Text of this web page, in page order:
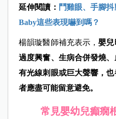
延伸閱讀： 鬥雞眼、手腳
Baby這些表現嚇到嗎？
楊韻璇醫師補充表示，嬰兒
過度興奮、生病合併發燒
有光線刺眼或巨大聲響，
者應盡可能留意避免。
常見嬰幼兒癲癇